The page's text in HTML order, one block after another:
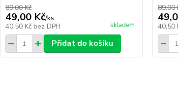
89,00 Kč
49,00 Kč/ks
40,50 Kč bez DPH skladem
Přidat do košíku
89,00
40,50